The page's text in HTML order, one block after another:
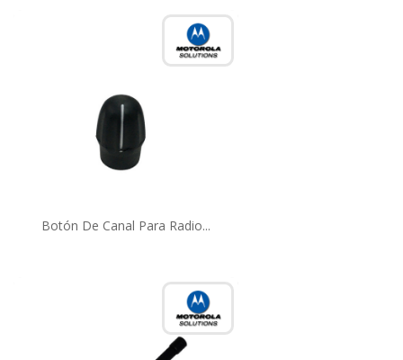
Botón De Canal Para Radio...